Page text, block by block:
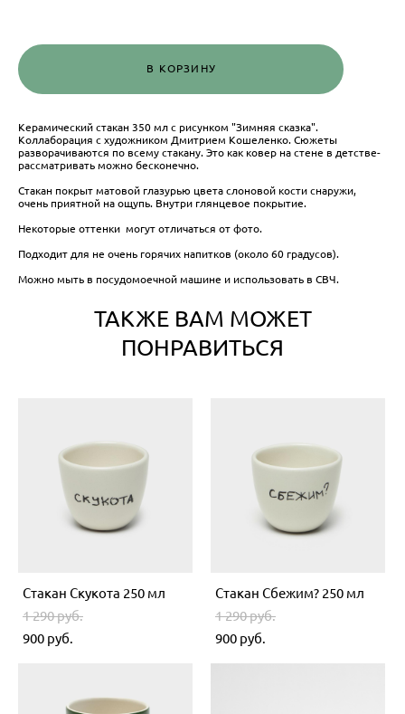
В КОРЗИНУ
Керамический стакан 350 мл с рисунком "Зимняя сказка".
Коллаборация с художником Дмитрием Кошеленко. Сюжеты
разворачиваются по всему стакану. Это как ковер на стене в детстве-
рассматривать можно бесконечно.
​Стакан покрыт матовой глазурью цвета слоновой кости снаружи,
очень приятной на ощупь. Внутри глянцевое покрытие.
Некоторые оттенки могут отличаться от фото.
Подходит для не очень горячих напитков (около 60 градусов).
Можно мыть в посудомоечной машине и использовать в СВЧ.
ТАКЖЕ ВАМ МОЖЕТ
ПОНРАВИТЬСЯ
Стакан Скукота 250 мл
1 290 pуб.
900 pуб.
Стакан Сбежим? 250 мл
1 290 pуб.
900 pуб.